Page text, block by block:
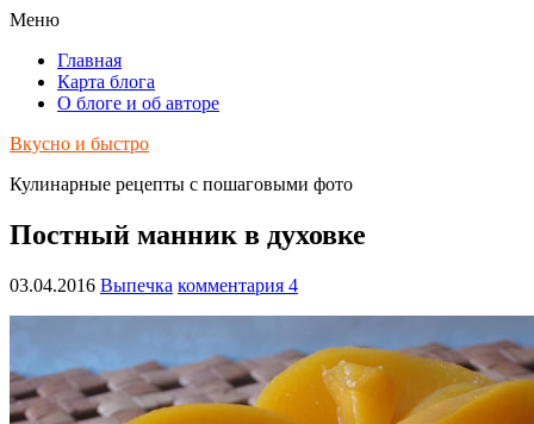
Меню
Главная
Карта блога
О блоге и об авторе
Вкусно и быстро
Кулинарные рецепты с пошаговыми фото
Постный манник в духовке
03.04.2016 Выпечка комментария 4